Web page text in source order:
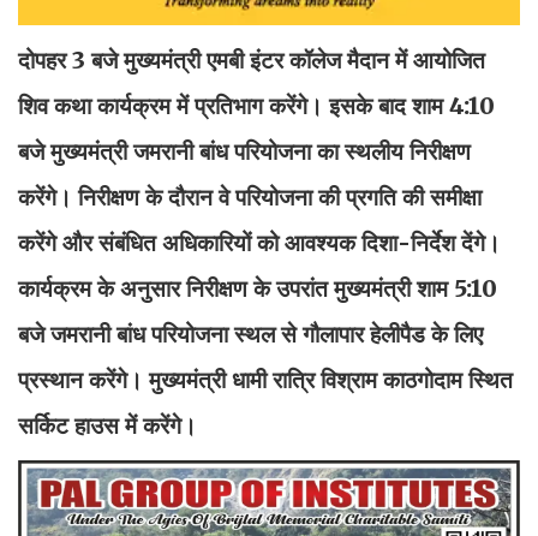
दोपहर 3 बजे मुख्यमंत्री एमबी इंटर कॉलेज मैदान में आयोजित
शिव कथा कार्यक्रम में प्रतिभाग करेंगे। इसके बाद शाम 4:10
बजे मुख्यमंत्री जमरानी बांध परियोजना का स्थलीय निरीक्षण
करेंगे। निरीक्षण के दौरान वे परियोजना की प्रगति की समीक्षा
करेंगे और संबंधित अधिकारियों को आवश्यक दिशा-निर्देश देंगे।
कार्यक्रम के अनुसार निरीक्षण के उपरांत मुख्यमंत्री शाम 5:10
बजे जमरानी बांध परियोजना स्थल से गौलापार हेलीपैड के लिए
प्रस्थान करेंगे। मुख्यमंत्री धामी रात्रि विश्राम काठगोदाम स्थित
सर्किट हाउस में करेंगे।